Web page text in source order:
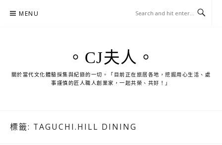
MENU
。CJ夫人。
關於當代文化體驗採集與紀錄的一切。「目前正在旅居各地，挖掘用心生活、處
事謹慎的匠人職人創業家，一起共榮、共好！」
標籤: TAGUCHI.HILL DINING